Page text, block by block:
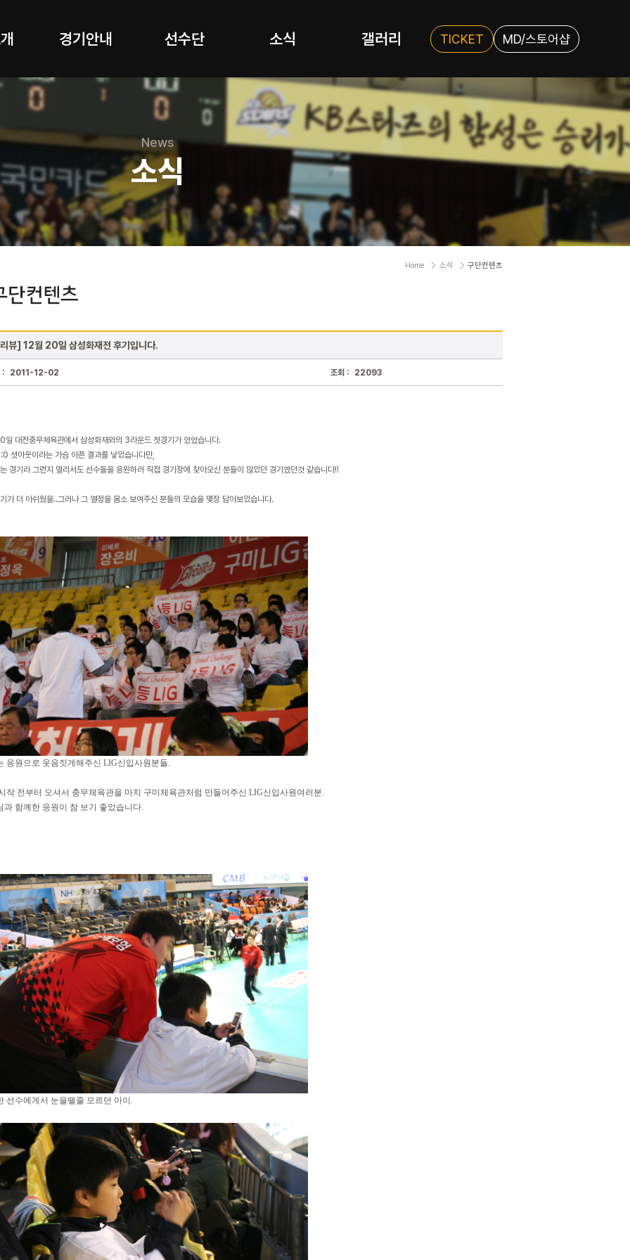
경기안내 선수단 소식 갤러리 TICKET MD/스토어샵
Home 소식 구단컨텐츠
뷰] 12월 20일 삼성화재전 후기입니다.
: 2011-12-02 조회 : 22093
일 대전충무체육관에서 삼성화재와의 3라운드 첫경기가 있었습니다.
셧아웃이라는 가슴 아픈 결과를 낳았습니다만,
경기라 그런지 멀리서도 선수들을 응원하러 직접 경기장에 찾아오신 분들이 많았던 경기였던것 같습니다!!
가 더 아쉬웠을..그러나 그 열정을 몸소 보여주신 분들의 모습을 몇장 담아보았습니다.
응원으로 웃음짓게해주신 LIG신입사원분들.
작 전부터 오셔서 충무체육관을 마치 구미체육관처럼 만들어주신 LIG신입사원여러분.
과 함께한 응원이 참 보기 좋았습니다.
선수에게서 눈을뗄줄 모르던 아이.